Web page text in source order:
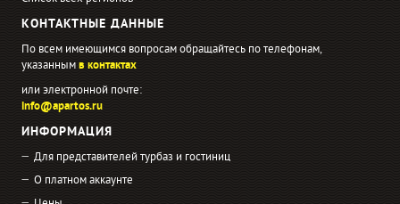
КОНТАКТНЫЕ ДАННЫЕ
По всем имеющимся вопросам обращайтесь по телефонам,
указаннымв контактах
или электронной почте:
info@apartos.ru
ИНФОРМАЦИЯ
Для представителей турбаз и гостиниц
О платном аккаунте